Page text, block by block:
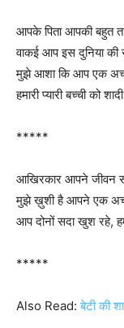
आपके पिता आपकी बहुत
वाकई आप इस दुनिया की
मुझे आशा कि आप एक
हमारी प्यारी बच्ची को
*****
आखिरकार आपने जीवन
मुझे ख़ुशी है आपने एक
आप दोनों सदा खुश रहे,
*****
Also Read:बेटी की